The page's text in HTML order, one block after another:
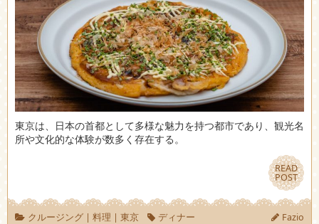
東京は、日本の首都として多様な魅力を持つ都市であり、観光名
所や文化的な体験が数多く存在する。
READ
POST
READ
POST
クルージング| 料理 | 東京 ディナー Fazio